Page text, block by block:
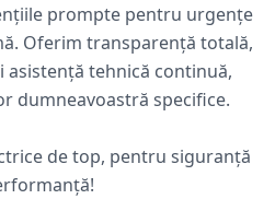
prompte pentru urgențe
Oferim transparență totală,
tehnică continuă,
dumneavoastră specifice.
de top, pentru siguranță